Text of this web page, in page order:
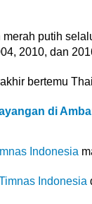
putih
2010, dan
bertemu
di
Indonesia
Indonesia